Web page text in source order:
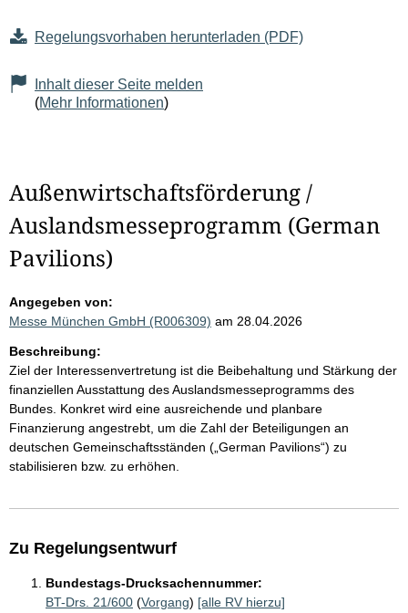
Regelungsvorhaben herunterladen (PDF)
Inhalt dieser Seite melden
(Mehr Informationen)
Außenwirtschaftsförderung /
Auslandsmesseprogramm (German
Pavilions)
Angegeben von:
Messe München GmbH (R006309) am 28.04.2026
Beschreibung:
Ziel der Interessenvertretung ist die Beibehaltung und Stärkung der
finanziellen Ausstattung des Auslandsmesseprogramms des
Bundes. Konkret wird eine ausreichende und planbare
Finanzierung angestrebt, um die Zahl der Beteiligungen an
deutschen Gemeinschaftsständen („German Pavilions“) zu
stabilisieren bzw. zu erhöhen.
Zu Regelungsentwurf
Bundestags-Drucksachennummer:
BT-Drs. 21/600 (Vorgang) [alle RV hierzu]